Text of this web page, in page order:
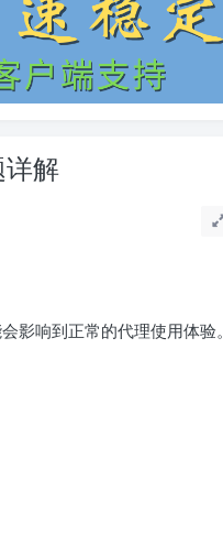
解
影响到正常的代理使用体验。